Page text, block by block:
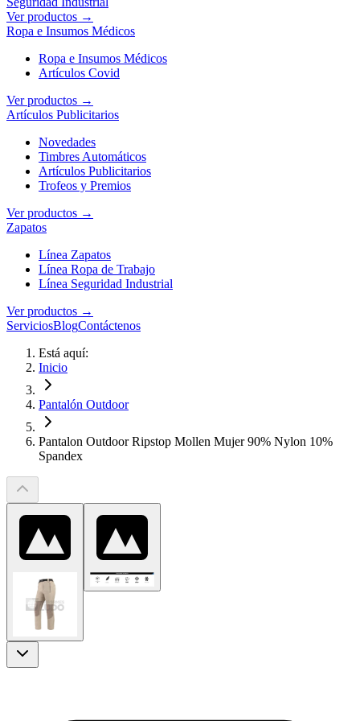
Ver productos →
Ropa e Insumos Médicos
Ropa e Insumos Médicos
Artículos Covid
Ver productos →
Artículos Publicitarios
Novedades
Timbres Automáticos
Artículos Publicitarios
Trofeos y Premios
Ver productos →
Zapatos
Línea Zapatos
Línea Ropa de Trabajo
Línea Seguridad Industrial
Ver productos →
ServiciosBlogContáctenos
Está aquí:
Inicio
Pantalón Outdoor
Pantalon Outdoor Ripstop Mollen Mujer 90% Nylon 10%
Spandex